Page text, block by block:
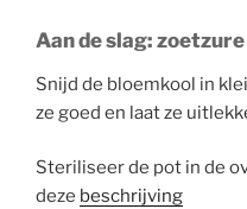
Aan de slag:
Snijd de bloemkool in
ze goed en laat ze
Steriliseer de pot in de
deze beschrijving